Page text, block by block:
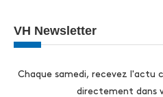
VH Newsletter
Chaque samedi, recevez
directement dans